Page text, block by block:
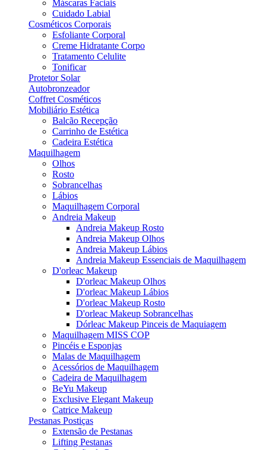
Máscaras Faciais
Cuidado Labial
Cosméticos Corporais
Esfoliante Corporal
Creme Hidratante Corpo
Tratamento Celulite
Tonificar
Protetor Solar
Autobronzeador
Coffret Cosméticos
Mobiliário Estética
Balcão Recepção
Carrinho de Estética
Cadeira Estética
Maquilhagem
Olhos
Rosto
Sobrancelhas
Lábios
Maquilhagem Corporal
Andreia Makeup
Andreia Makeup Rosto
Andreia Makeup Olhos
Andreia Makeup Lábios
Andreia Makeup Essenciais de Maquilhagem
D'orleac Makeup
D'orleac Makeup Olhos
D'orleac Makeup Lábios
D'orleac Makeup Rosto
D'orleac Makeup Sobrancelhas
Dórleac Makeup Pinceis de Maquiagem
Maquilhagem MISS COP
Pincéis e Esponjas
Malas de Maquilhagem
Acessórios de Maquilhagem
Cadeira de Maquilhagem
BeYu Makeup
Exclusive Elegant Makeup
Catrice Makeup
Pestanas Postiças
Extensão de Pestanas
Lifting Pestanas